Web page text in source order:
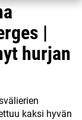
|
hurjan
kaksi hyvän